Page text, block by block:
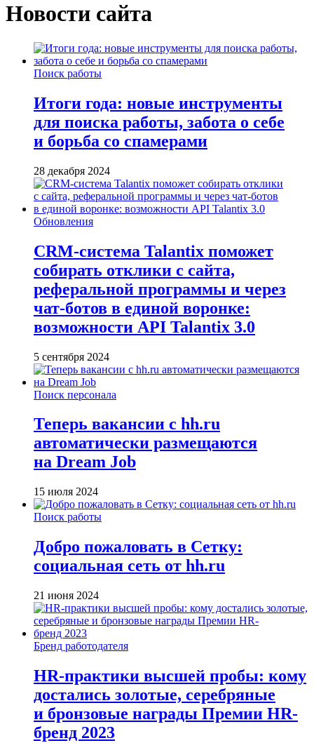
Новости сайта
Поиск работы
Итоги года: новые инструменты
для поиска работы, забота о себе
и борьба со спамерами
28 декабря 2024
Обновления
CRM-система Talantix поможет
собирать отклики с сайта,
реферальной программы и через
чат-ботов в единой воронке:
возможности API Talantix 3.0
5 сентября 2024
Поиск персонала
Теперь вакансии с hh.ru
автоматически размещаются
на Dream Job
15 июля 2024
Поиск работы
Добро пожаловать в Сетку:
социальная сеть от hh.ru
21 июня 2024
Бренд работодателя
HR-практики высшей пробы: кому
достались золотые, серебряные
и бронзовые награды Премии HR-
бренд 2023